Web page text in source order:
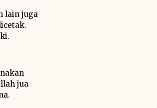
lain juga
jua